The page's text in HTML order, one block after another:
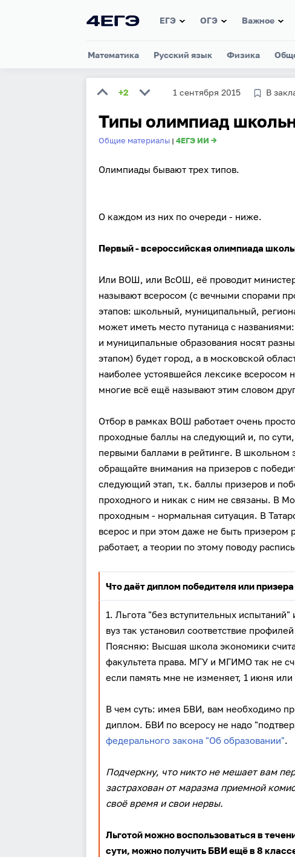
ЕГЭ ОГЭ Важное
Математика Русский язык Физика
+2 1 сентября 2015 В
Типы олимпиад
Общие материалы | 4ЕГЭ ИИ →
Олимпиады бывают трех типов.
О каждом из них по очереди - ниже.
Первый - всероссийская олимпиада
Или ВОШ, или ВсОШ, её проводит
называют всеросом (с вечными спорами
этапов: школьный, муниципальный,
может иметь место путаница с
и муниципальные образования носят
этапом) будет город, а в московской
наиболее устоявшейся лексике всеросом
многие всё ещё называют этим словом
Отбор в рамках ВОШ работает очень
проходные баллы на следующий и, по
первыми баллами в рейтинге. В
обращайте внимания на призеров с
следующий этап, т.к. баллы призеров и
проходного и никак с ним не связаны. В
проходным - нормальная ситуация. В
всерос и при этом даже не быть призером
работает, а теории по этому поводу
Что даёт диплом победителя или
1. Льгота "без вступительных
вуз так установил соответствие
Поясняю: Высшая школа экономики
факультета права. МГУ и МГИМО так не
если память мне не изменяет, 1 июня
В чем суть: имея БВИ, вам необходимо
диплом. БВИ по всеросу не надо
федерального закона "Об образовании".
Подчеркну, что никто не мешает вам
застрахован от маразма приемной
своё время и свои нервы.
Льготой можно воспользоваться в
сути, можно получить БВИ ещё в 8